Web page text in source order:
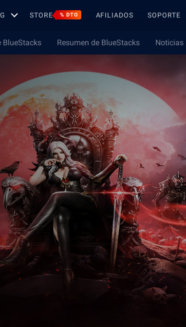
STORE % DTO AFILIADOS SOPORTE
BlueStacks Resumen de BlueStacks Noticias